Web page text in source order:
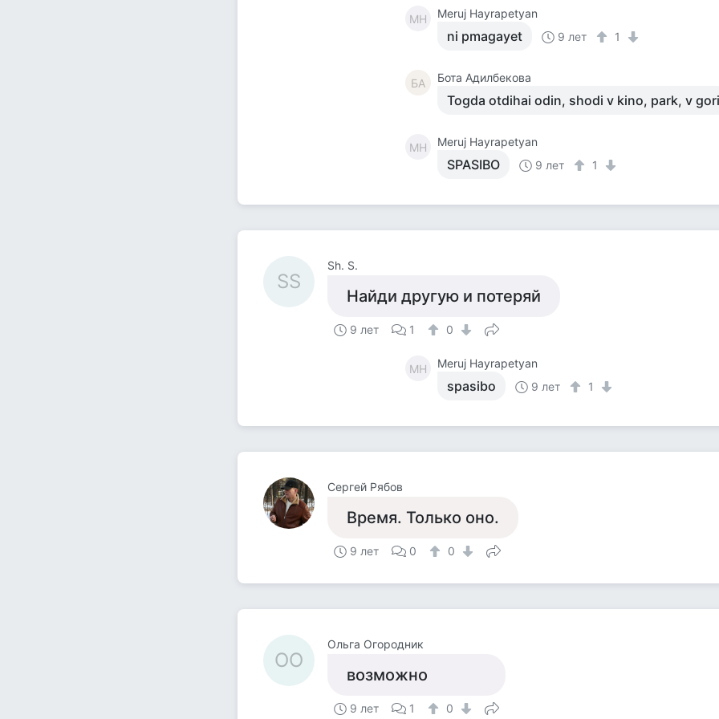
MH Meruj Hayrapetyan
ni pmagayet 9 лет 1
БА Бота Адилбекова
Togda otdihai odin, shodi v kino, park, v gori
MH Meruj Hayrapetyan
SPASIBO 9 лет 1
SS
Sh. S.
Найди другую и потеряй
9 лет 1 0
MH Meruj Hayrapetyan
spasibo 9 лет 1
Сергей Рябов
Время. Только оно.
9 лет 0 0
ОО
Ольга Огородник
возможно
9 лет 1 0